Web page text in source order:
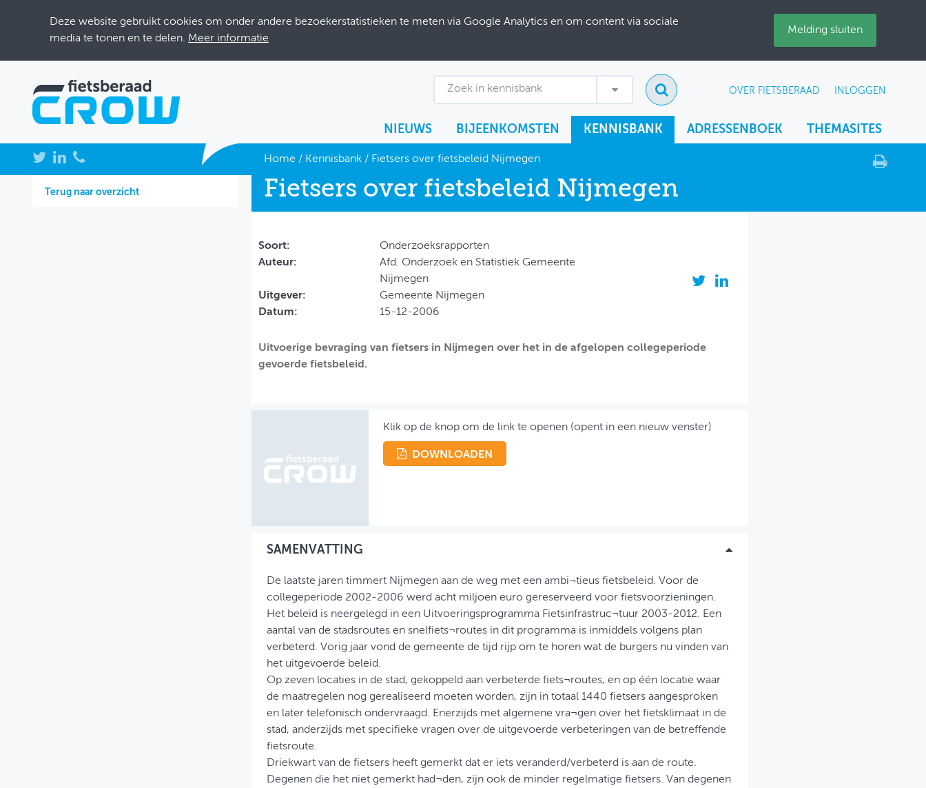
Deze website gebruikt cookies om onder andere bezoekerstatistieken te meten via Google Analytics en om content via sociale
media te tonen en te delen. Meer informatie
Melding sluiten
Zoek in kennisbank OVER FIETSBERAAD INLOGGEN
NIEUWS BIJEENKOMSTEN KENNISBANK ADRESSENBOEK THEMASITES
NIEUWS
BIJEENKOMSTEN
Home / Kennisbank/ Fietsers over fietsbeleid Nijmegen
Terug naar overzicht Fietsers over fietsbeleid Nijmegen
Soort:
Onderzoeksrapporten
Auteur:
Afd. Onderzoek en Statistiek Gemeente
Nijmegen
Uitgever:
Gemeente Nijmegen
Datum:
15-12-2006
Uitvoerige bevraging van fietsers in Nijmegen over het in de afgelopen collegeperiode
gevoerde fietsbeleid.
Klik op de knop om de link te openen (opent in een nieuw venster)
DOWNLOADEN
SAMENVATTING
De laatste jaren timmert Nijmegen aan de weg met een ambi¬tieus fietsbeleid. Voor de
collegeperiode 2002-2006 werd acht miljoen euro gereserveerd voor fietsvoorzieningen.
Het beleid is neergelegd in een Uitvoeringsprogramma Fietsinfrastruc¬tuur 2003-2012. Een
aantal van de stadsroutes en snelfiets¬routes in dit programma is inmiddels volgens plan
verbeterd. Vorig jaar vond de gemeente de tijd rijp om te horen wat de burgers nu vinden van
het uitgevoerde beleid.
Op zeven locaties in de stad, gekoppeld aan verbeterde fiets¬routes, en op één locatie waar
de maatregelen nog gerealiseerd moeten worden, zijn in totaal 1440 fietsers aangesproken
en later telefonisch ondervraagd. Enerzijds met algemene vra¬gen over het fietsklimaat in de
stad, anderzijds met specifieke vragen over de uitgevoerde verbeteringen van de betreffende
fietsroute.
Driekwart van de fietsers heeft gemerkt dat er iets veranderd/verbeterd is aan de route.
Degenen die het niet gemerkt had¬den, zijn ook de minder regelmatige fietsers. Van degenen